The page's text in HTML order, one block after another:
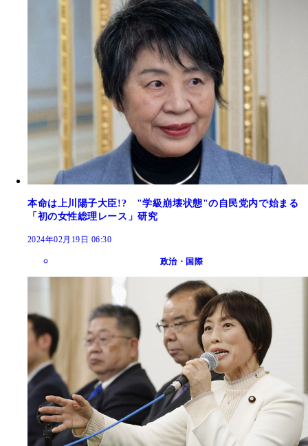
本命は上川陽子大臣!? "学級崩壊状態"の自民党内で始まる
「初の女性総理レース」研究
2024年02月19日 06:30
政治・国際